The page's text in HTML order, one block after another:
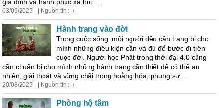
gia đình và hạnh phúc xã hội....
03/09/2025 - | Nguồn tin : -/-
Hành trang vào đời
Trong cuộc sống, mỗi người đều cần trang bị cho
mình những điều kiện cần và đủ để bước đi trên
cuộc đời. Người học Phật trong thời đại 4.0 cũng
cần chuẩn bị cho mình những hành trang cần thiết để có thể an
nhiên, giải thoát và vững chãi trong hoằng hóa, phụng sự....
20/08/2025 - | Nguồn tin : -/-
Phòng hộ tâm